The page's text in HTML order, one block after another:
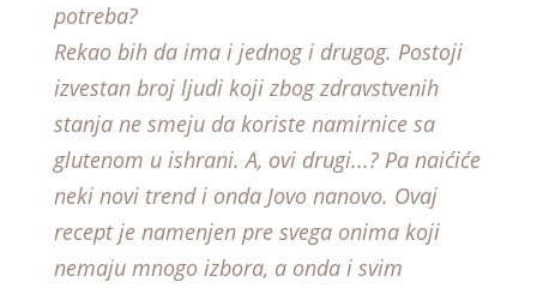
potreba?
Rekao bih da ima i jednog i drugog. Postoji
izvestan broj ljudi koji zbog zdravstvenih
stanja ne smeju da koriste namirnice sa
glutenom u ishrani. A, ovi drugi...? Pa naićiće
neki novi trend i onda Jovo nanovo. Ovaj
recept je namenjen pre svega onima koji
nemaju mnogo izbora, a onda i svim